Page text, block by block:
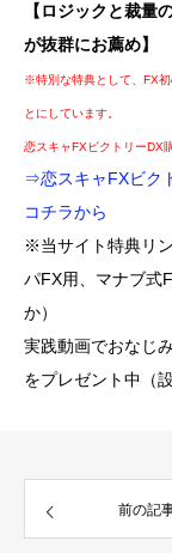
【ロジックと裁量
が抜群にお薦め】
※特別な特典として、FX初
とにしています。
恋スキャFXビクトリーDX
⇒恋スキャFXビク
コチラから
※当サイト特典リ
パFX用、マナブ式
か）
実践動画でおなじ
をプレゼント中（
前の記